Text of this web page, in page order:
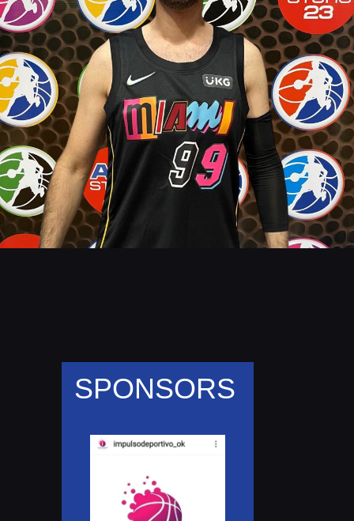
SPONSORS